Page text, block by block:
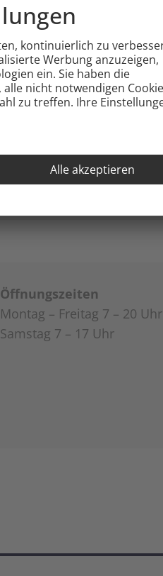
Öffnungszeiten
Montag – Freitag 7 – 20 Uhr
Samstag 7 – 17 Uhr